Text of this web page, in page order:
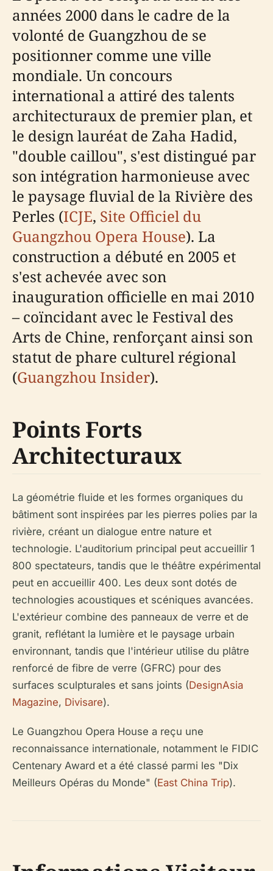
années 2000 dans le cadre de la
volonté de Guangzhou de se
positionner comme une ville
mondiale. Un concours
international a attiré des talents
architecturaux de premier plan, et
le design lauréat de Zaha Hadid,
"double caillou", s'est distingué par
son intégration harmonieuse avec
le paysage fluvial de la Rivière des
Perles (ICJE, Site Officiel du
Guangzhou Opera House). La
construction a débuté en 2005 et
s'est achevée avec son
inauguration officielle en mai 2010
– coïncidant avec le Festival des
Arts de Chine, renforçant ainsi son
statut de phare culturel régional
(Guangzhou Insider).
Points Forts
Architecturaux
La géométrie fluide et les formes organiques du
bâtiment sont inspirées par les pierres polies par la
rivière, créant un dialogue entre nature et
technologie. L'auditorium principal peut accueillir 1
800 spectateurs, tandis que le théâtre expérimental
peut en accueillir 400. Les deux sont dotés de
technologies acoustiques et scéniques avancées.
L'extérieur combine des panneaux de verre et de
granit, reflétant la lumière et le paysage urbain
environnant, tandis que l'intérieur utilise du plâtre
renforcé de fibre de verre (GFRC) pour des
surfaces sculpturales et sans joints (DesignAsia
Magazine, Divisare).
Le Guangzhou Opera House a reçu une
reconnaissance internationale, notamment le FIDIC
Centenary Award et a été classé parmi les "Dix
Meilleurs Opéras du Monde" (East China Trip).